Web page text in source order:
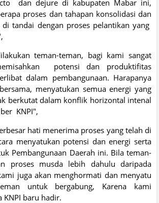
dan dejure di kabupaten Mabar ini,
proses dan tahapan konsolidasi dan
tandai dengan proses pelantikan yang
teman-teman, bagi kami sangat
potensi dan produktifitas
dalam pembangunaan. Harapanya
menyatukan semua energi yang
berkutat dalam konflik horizontal intenal
KNPI",
hati menerima proses yang telah di
menyatukan potensi dan energi serta
Pembangunaan Daerah ini. Bila teman-
proses musda lebih dahulu daripada
juga akan menghormati dan menyatu
untuk bergabung, Karena kami
KNPI baru hadir.